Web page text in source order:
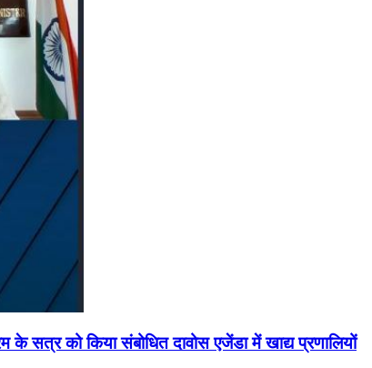
के सत्र को किया संबोधित दावोस एजेंडा में खाद्य प्रणालियों